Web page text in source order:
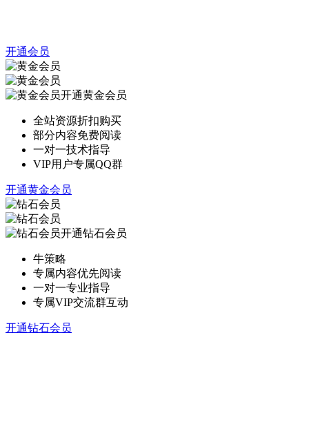
开通会员
开通黄金会员
全站资源折扣购买
部分内容免费阅读
一对一技术指导
VIP用户专属QQ群
开通黄金会员
开通钻石会员
牛策略
专属内容优先阅读
一对一专业指导
专属VIP交流群互动
开通钻石会员